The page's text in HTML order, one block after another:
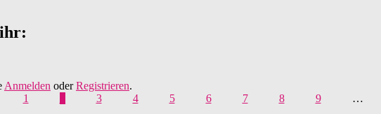
Anmelden oderRegistrieren.
1 3 4 5 6 7 8 9 …